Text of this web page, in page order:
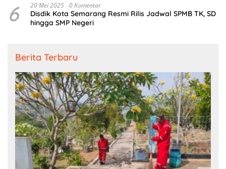
6 20 Mei 2025 0 Komentar
Disdik Kota Semarang Resmi Rilis Jadwal SPMB TK, SD
hingga SMP Negeri
Berita Terbaru